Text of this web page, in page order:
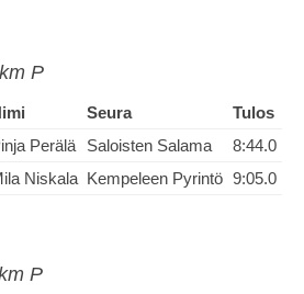
P
Seura
Tulos
Perälä Saloisten Salama
8:44.0
Niskala Kempeleen Pyrintö 9:05.0
P